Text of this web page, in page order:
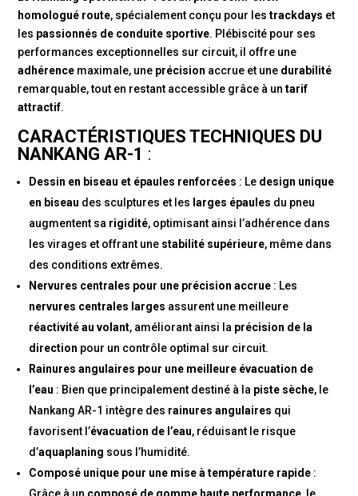
homologué route, spécialement conçu pour lestrackdays et
les passionnés de conduite sportive. Plébiscité pour ses
performances exceptionnelles sur circuit, il offre une
adhérence maximale, une précision accrue et une durabilité
remarquable, tout en restant accessible grâce à untarif
attractif.
CARACTÉRISTIQUES TECHNIQUES DU
NANKANG AR-1 :
Dessin en biseau et épaules renforcées : Le design unique
en biseau des sculptures et les larges épaules du pneu
augmentent sa rigidité, optimisant ainsi l’adhérence dans
les virages et offrant une stabilité supérieure, même dans
des conditions extrêmes.
Nervures centrales pour une précision accrue : Les
nervures centrales larges assurent une meilleure
réactivité au volant, améliorant ainsi la précision de la
direction pour un contrôle optimal sur circuit.
Rainures angulaires pour une meilleure évacuation de
l’eau : Bien que principalement destiné à la piste sèche, le
Nankang AR-1 intègre des rainures angulaires qui
favorisent l’évacuation de l’eau, réduisant le risque
d’aquaplaning sous l’humidité.
Composé unique pour une mise à température rapide :